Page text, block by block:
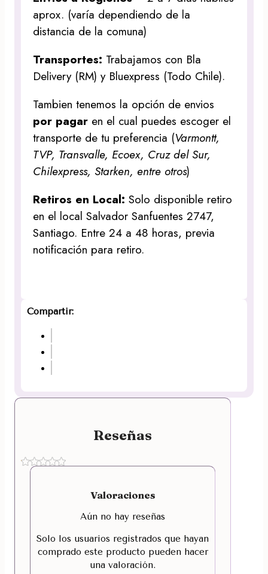
aprox. (varía dependiendo de la
distancia de la comuna)
Transportes: Trabajamos con Bla
Delivery (RM) y Bluexpress (Todo Chile).
Tambien tenemos la opción de envios
por pagar en el cual puedes escoger el
transporte de tu preferencia (Varmontt,
TVP, Transvalle, Ecoex, Cruz del Sur,
Chilexpress, Starken, entre otros)
Retiros en Local:Solo disponible retiro
en el local Salvador Sanfuentes 2747,
Santiago. Entre 24 a 48 horas, previa
notificación para retiro.
Compartir:
Reseñas
Valoraciones
Aún no hay reseñas
Solo los usuarios registrados que hayan
comprado este producto pueden hacer
una valoración.